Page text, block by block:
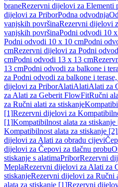
braneRezervni dijelovi za Elementi
dijelovi za PriborPodna odvodnja
vanjskih površinaRezervni dijelovi
vanjskih površinaPodni odvodi 10
Podni odvodi 10 x 10 cmPodni
cmRezervni dijelovi za Podni
cmPodni odvodi 13 x 13 cm
13 cmPodni odvodi za balkone i
za Podni odvodi za balkone i
dijelovi za PriborAlatiAlatiAlati za
za Alati za Geberit FlowFitRučni
za Ručni alati za stiskanje
[1]Rezervni dijelovi za
[1]Kompatibilnost alata za stiskanje
Kompatibilnost alata za stiskanje [2]
dijelovi za Alati za obradu cijevi
dijelovi za Čepovi za tlačnu probu
stiskanje s alatimaPriborRezervni
MeplaRezervni dijelovi za Alati za
stiskanjeRezervni dijelovi za Ručni
alata za stiskanje [1]Rezervni